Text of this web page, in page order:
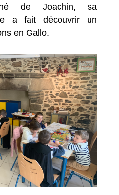
de Joachin, sa
a fait découvrir un
en Gallo.